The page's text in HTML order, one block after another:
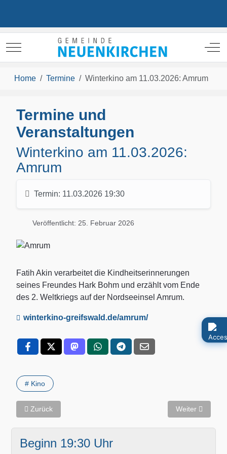
Mobile Menu Toggle Off-
Home Termine Winterkino am 11.03.2026: Amrum
Termine und
Veranstaltungen
Winterkino am 11.03.2026:
Amrum
Termin: 11.03.2026 19:30
Veröffentlicht: 25. Februar 2026
Fatih Akin verarbeitet die Kindheitserinnerungen
seines Freundes Hark Bohm und erzählt vom Ende
des 2. Weltkriegs auf der Nordseeinsel Amrum.
winterkino-greifswald.de/amrum/
# Kino
Vorheriger Beitrag: Osterfeuer auf der Festwiese am 4. April
Zurück Nächster
Weiter
Beginn 19:30 Uhr